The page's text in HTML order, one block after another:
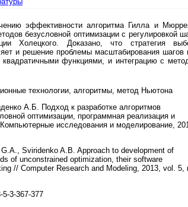
эффективности алгоритма Гилла и
безусловной оптимизации с регулировкой
Холецкого. Доказано, что стратегия
и решение проблемы масштабирования шагов
функциями, и интеграцию с
технологии, алгоритмы, метод Ньютона
А.Б. Подход к разработке алгоритмов
оптимизации, программная реализация и
исследования и моделирование,
Sviridenko A.B. Approach to development of
of unconstrained optimization, their software
// Computer Research and Modeling, 2013, vol. 5,
5-3-367-377